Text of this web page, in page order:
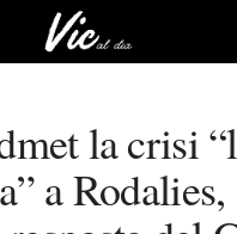
la crisi
a Rodalies,